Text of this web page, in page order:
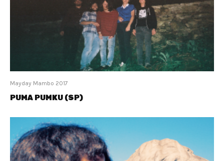
Mayday Mambo 2017
PUMA PUMKU (SP)